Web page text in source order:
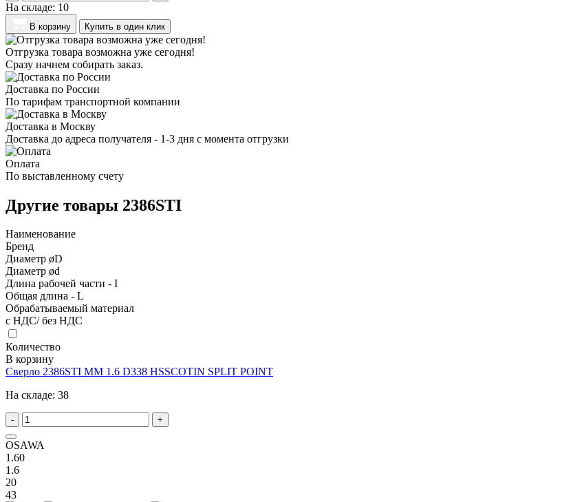
На складе: 10
В корзину Купить в один клик
Отгрузка товара возможна уже сегодня!
Сразу начнем собирать заказ.
Доставка по России
По тарифам транспортной компании
Доставка в Москву
Доставка до адреса получателя - 1-3 дня с момента отгрузки
Оплата
По выставленному счету
Другие товары 2386STI
Наименование
Бренд
Диаметр øD
Диаметр ød
Длина рабочей части - I
Общая длина - L
Обрабатываемый материал
с НДС/ без НДС
Количество
В корзину
Сверло 2386STI MM 1.6 D338 HSSCOTIN SPLIT POINT
На складе: 38
- +
OSAWA
1.60
1.6
20
43